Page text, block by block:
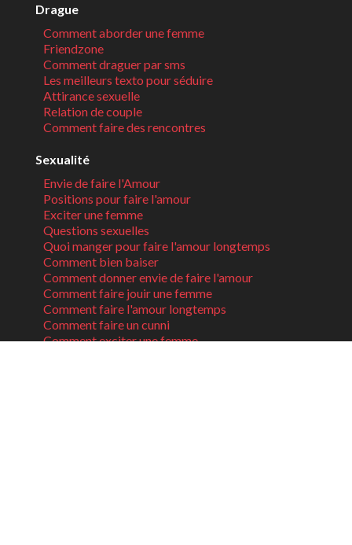
Drague
Comment aborder une femme
Friendzone
Comment draguer par sms
Les meilleurs texto pour séduire
Attirance sexuelle
Relation de couple
Comment faire des rencontres
Sexualité
Envie de faire l'Amour
Positions pour faire l'amour
Exciter une femme
Questions sexuelles
Quoi manger pour faire l'amour longtemps
Comment bien baiser
Comment donner envie de faire l'amour
Comment faire jouir une femme
Comment faire l'amour longtemps
Comment faire un cunni
Comment exciter une femme